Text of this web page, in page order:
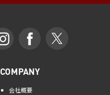
COMPANY
会社概要